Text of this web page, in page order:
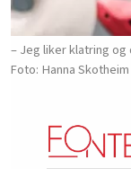
– Jeg liker klatring
Hanna Skotheim